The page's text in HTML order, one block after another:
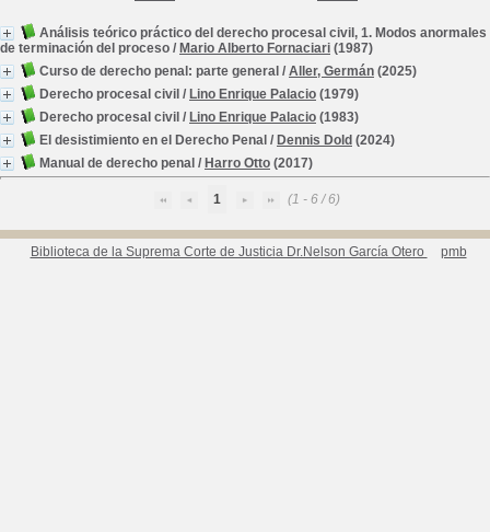
Análisis teórico práctico del derecho procesal civil, 1. Modos anormales
de terminación del proceso / Mario Alberto Fornaciari (1987)
Curso de derecho penal: parte general / Aller, Germán (2025)
Derecho procesal civil / Lino Enrique Palacio (1979)
Derecho procesal civil / Lino Enrique Palacio (1983)
El desistimiento en el Derecho Penal / Dennis Dold (2024)
Manual de derecho penal / Harro Otto (2017)
1 (1 - 6 / 6)
Biblioteca de la Suprema Corte de Justicia Dr.Nelson García Otero pmb